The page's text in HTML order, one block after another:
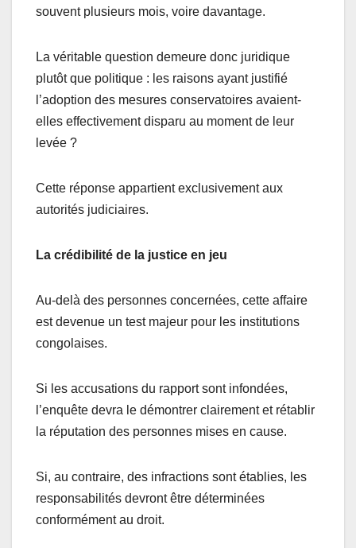
souvent plusieurs mois, voire davantage.
La véritable question demeure donc juridique
plutôt que politique : les raisons ayant justifié
l’adoption des mesures conservatoires avaient-
elles effectivement disparu au moment de leur
levée ?
Cette réponse appartient exclusivement aux
autorités judiciaires.
La crédibilité de la justice en jeu
Au-delà des personnes concernées, cette affaire
est devenue un test majeur pour les institutions
congolaises.
Si les accusations du rapport sont infondées,
l’enquête devra le démontrer clairement et rétablir
la réputation des personnes mises en cause.
Si, au contraire, des infractions sont établies, les
responsabilités devront être déterminées
conformément au droit.